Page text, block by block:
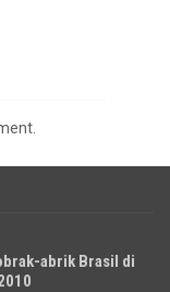
abrik Brasil di